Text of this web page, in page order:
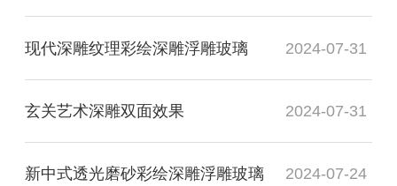
现代深雕纹理彩绘深雕浮雕玻璃 2024-07-31
玄关艺术深雕双面效果 2024-07-31
新中式透光磨砂彩绘深雕浮雕玻璃 2024-07-24